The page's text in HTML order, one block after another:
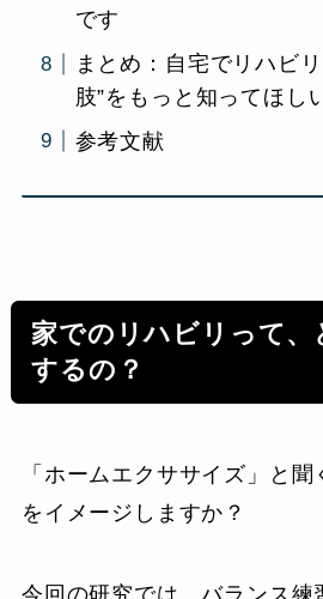
です
まとめ：自宅でリハビ
肢”をもっと知ってほし
参考文献
家でのリハビリって、
するの？
「ホームエクササイズ」と聞
をイメージしますか？
今回の研究では、バランス練